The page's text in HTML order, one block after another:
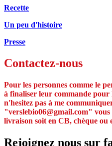
Recette
Un peu d'histoire
Presse
Contactez-nous
Pour les personnes comme le
à finaliser leur commande
n'hesitez pas à me
"verslebio06@gmail.com"
livraison soit en CB, chèque ou
Rejoignez nous sur